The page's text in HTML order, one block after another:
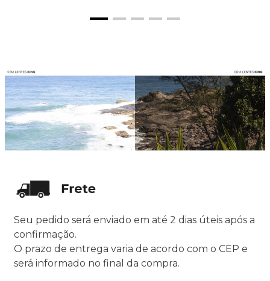
Seu pedido será enviado em até 2 dias úteis após a
confirmação.
O prazo de entrega varia de acordo com o CEP e
será informado no final da compra.